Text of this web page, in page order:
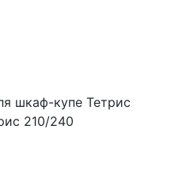
шкаф-купе Тетрис
210/240